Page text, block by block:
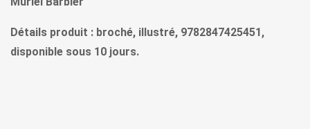
Détails produit : broché, illustré, 9782847425451,
disponible sous 10 jours.